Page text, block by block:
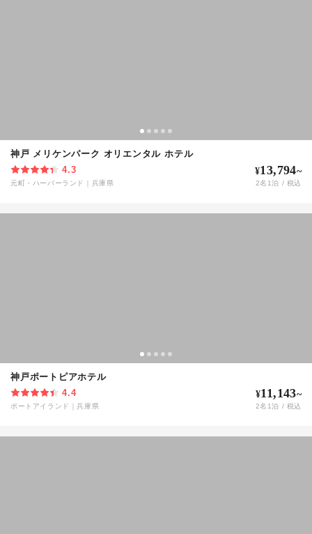
神戸 メリケンパーク オリエンタル ホテル
4.3
元町・ハーバーランド 兵庫県
¥13,794~
2名 1泊 / 税込
神戸ポートピアホテル
4.4
ポートアイランド ｜兵庫県
¥11,143~
2名 1泊 / 税込